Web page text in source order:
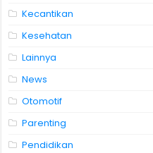
Kecantikan
Kesehatan
Lainnya
News
Otomotif
Parenting
Pendidikan